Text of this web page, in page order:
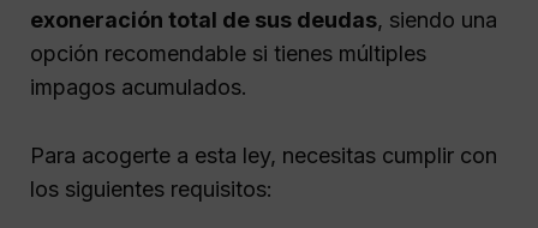
exoneración total de sus deudas, siendo una
opción recomendable si tienes múltiples
impagos acumulados.
Para acogerte a esta ley, necesitas cumplir con
los siguientes requisitos: